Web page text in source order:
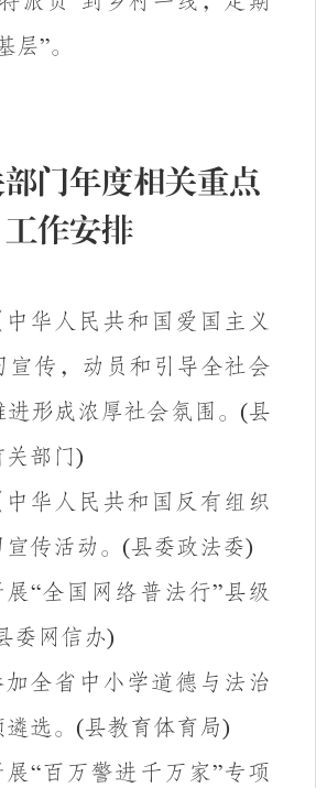
层”。
门年度相关重点
工作安排
中华人民共和国爱国主义
宣传，动员和引导全社会
形成浓厚社会氛围。 (县
部门)
中华人民共和国反有组织
传活动。 (县委政法委)
展“全国网络普法行”县级
委网信办)
加全省中小学道德与法治
选。 (县教育体育局)
展“百万警进千万家”专项